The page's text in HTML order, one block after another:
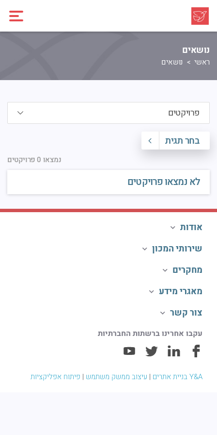
נושאים
ראשי נושאים
בחר תגית
נמצאו 0 פרויקטים
לא נמצאו פרויקטים
אודות
שירותי המכון
מחקרים
מאגרי מידע
צור קשר
עקבו אחרינו ברשתות החברתיות
Y&A בניית אתרים | עיצוב ממשק משתמש | פיתוח אפליקציות